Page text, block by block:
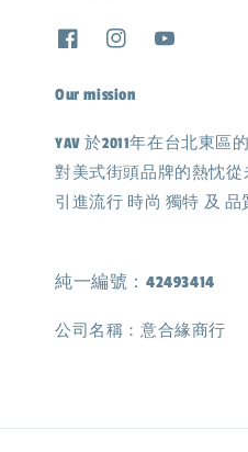
Our mission
YAV 於2011年在台北東
對美式街頭品牌的熱忱
引進流行 時尚 獨特 及 品
純一編號：42493414
公司名稱：意合緣商行